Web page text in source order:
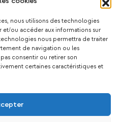
nous utilisons des technologies
ou accéder aux informations sur
nous permettra de traiter
de navigation ou les
consentir ou retirer son
certaines caractéristiques et